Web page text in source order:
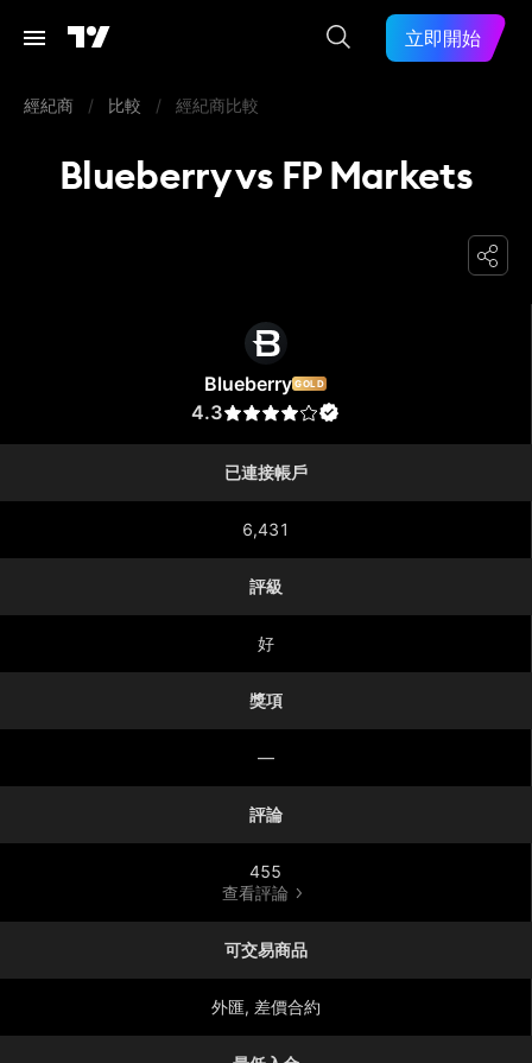
立即開始
經紀商 / 比較 / 經紀商比較
Blueberry vs FP Markets
Blueberry GOLD
4.3
已連接帳戶
6,431
評級
好
獎項
—
評論
455
查看評論
可交易商品
外匯, 差價合約